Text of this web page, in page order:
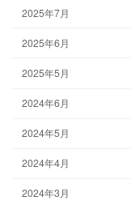
2025年7月
2025年6月
2025年5月
2024年6月
2024年5月
2024年4月
2024年3月